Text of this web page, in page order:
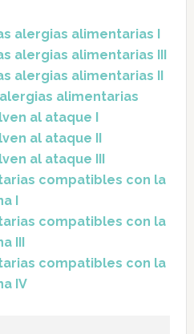
alergias alimentarias I
alergias alimentarias III
alergias alimentarias II
alimentarias
al ataque I
al ataque II
al ataque III
compatibles con la
I
compatibles con la
III
compatibles con la
IV